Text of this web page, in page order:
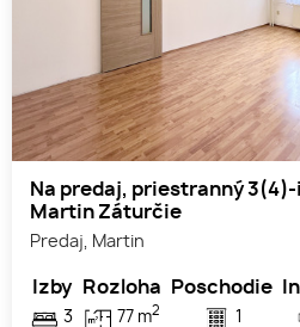
Na predaj, priestranný 3(4)-
Martin Záturčie
Predaj, Martin
Izby
3
Rozloha
77 m2
Poschodie
1